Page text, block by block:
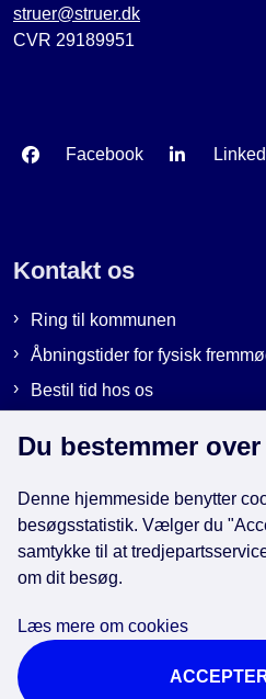
struer@struer.dk
CVR 29189951
Facebook
Kontakt os
Ring til kommunen
Åbningstider for fysisk
Bestil tid hos os
Genveje
EAN-numre i kommunen
Cookies
Tilgængelighedserklæring
Du bestemmer
Denne hjemmeside benytter
besøgsstatistik. Vælger du
samtykke til at
om dit besøg.
Læs mere om cookies